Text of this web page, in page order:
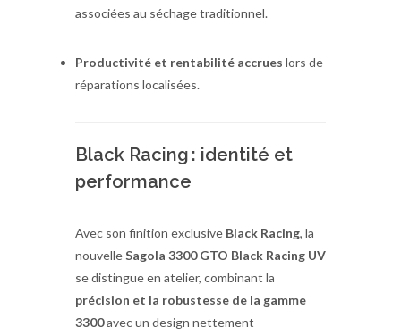
associées au séchage traditionnel.
Productivité et rentabilité accrues lors de
réparations localisées.
Black Racing : identité et
performance
Avec son finition exclusive Black Racing, la
nouvelleSagola 3300 GTO Black Racing UV
se distingue en atelier, combinant la
précision et la robustesse de la gamme
3300avec un design nettement